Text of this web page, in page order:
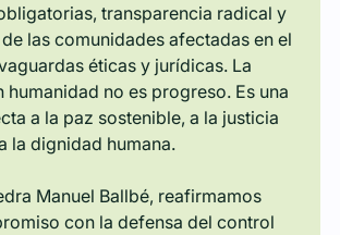
transparencia radical y
las comunidades afectadas en el
éticas y jurídicas. La
humanidad no es progreso. Es una
a la paz sostenible, a la justicia
la dignidad humana.
Manuel Ballbé, reafirmamos
con la defensa del control